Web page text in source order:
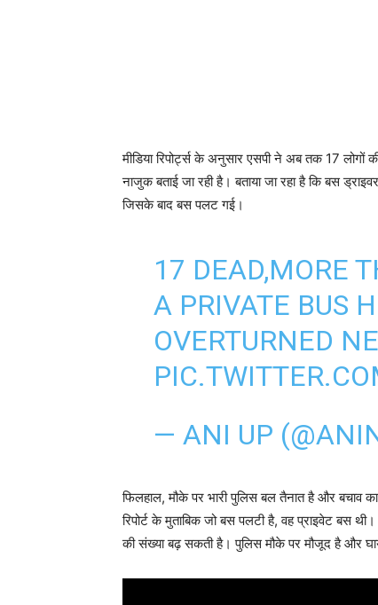
मीडिया रिपोर्ट्स के अनुसार एसपी ने अब तक 17 लोगों
नाजुक बताई जा रही है। बताया जा रहा है कि बस
जिसके बाद बस पलट गई।
17 DEAD,MORE
A PRIVATE BUS
OVERTURNED
— ANI UP
फिलहाल, मौके पर भारी पुलिस बल तैनात है और बचाव
रिपोर्ट के मुताबिक जो बस पलटी है, वह प्राइवेट बस
की संख्या बढ़ सकती है। पुलिस मौके पर मौजूद है और